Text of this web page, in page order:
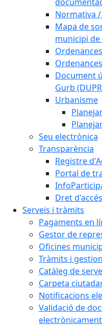
Normativa
Mapa de
municipi de
Document
Gurb
Urbanisme
Seu electrònica
Transparència
Registre
Portal de
Dret
Serveis i tràmits
Pagaments en
Gestor de
Oficines
Tràmits i
Catàleg de
Carpeta
Notificacions
Validació de
electrònicament